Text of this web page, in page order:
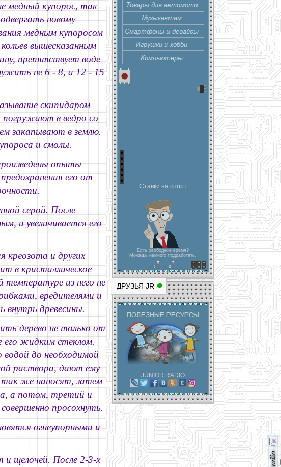
Ставки на спорт
Есть свободное время?
Можешь немного подработать.
ДРУЗЬЯ JR
JUNIOR RADIO
медный купорос, так
новому
медным купоросом
вышесказанным
препятствует воде
не 6 - 8, а 12 - 15
скипидаром
погружают в ведро со
закапывают в землю.
и смолы.
опыты
его от
серой. После
и увеличивается его
креозота и других
в кристаллическое
температуре из него не
вредителями и
внутрь древесины.
дерево не только от
его жидким стеклом.
до необходимой
раствора, дают ему
так же наносят, затем
а потом, третий и
просохнуть.
огнеупорными и
и щелочей.После 2-3-х